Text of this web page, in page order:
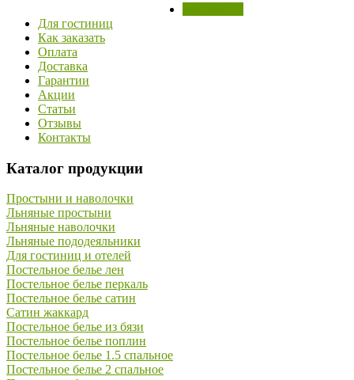
Для гостиниц
Как заказать
Оплата
Доставка
Гарантии
Акции
Статьи
Отзывы
Контакты
Каталог продукции
Простыни и наволочки
Льняные простыни
Льняные наволочки
Льняные пододеяльники
Для гостиниц и отелей
Постельное белье лен
Постельное белье перкаль
Постельное белье сатин
Сатин жаккард
Постельное белье из бязи
Постельное белье поплин
Постельное белье 1.5 спальное
Постельное белье 2 спальное